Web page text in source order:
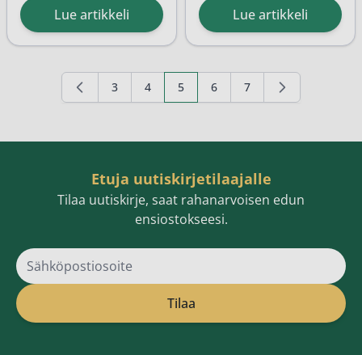
kasveja, jotka ovat kauniista
kukistaan huolimatta
kasvin kohdattuaan saattaa
Lue artikkeli
Hyperglykemia kehittyy yleensä
hitaasti tuntien tai päivien
vaaralliseksi.
Lue artikkeli
Sivu
3 Sivu
4 You're currently reading page
5 Sivu
6 Sivu
7
Etuja uutiskirjetilaajalle
Tilaa uutiskirje, saat rahanarvoisen edun
ensiostokseesi.
Sähköpostiosoite
Tilaa